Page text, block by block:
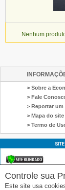
Nenhum
> Sobre a
> Fale
> Reportar um
> Mapa do site
> Termo de
Controle sua
Este site usa